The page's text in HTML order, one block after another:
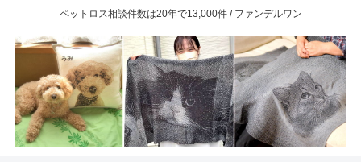
ペットロス相談件数は20年で13,000件 / ファンデルワン